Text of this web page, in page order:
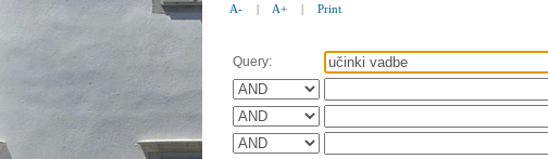
A- | A+ | Print
Query: